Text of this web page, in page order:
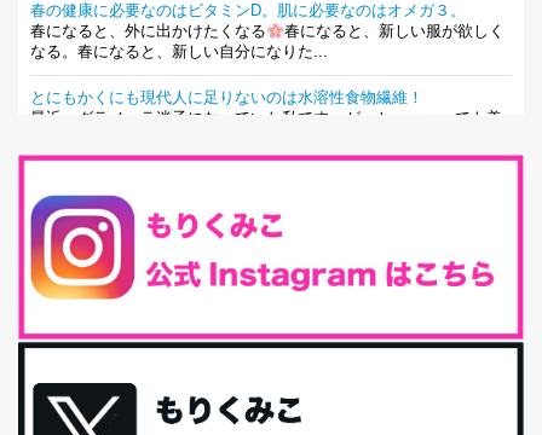
春の健康に必要なのはビタミンD。肌に必要なのはオメガ３。
春になると、外に出かけたくなる
春になると、新しい服が欲しく
なる。春になると、新しい自分になりた...
とにもかくにも現代人に足りないのは水溶性食物繊維！
最近、グラノーラ迷子になっていた私です。が、と〜〜〜っても美
腸内環境を整えることは、健康維持の中でいっちばん大事！だと私
は思っています。 ヒトの免...
iHerb特大セール終了間近！みんな何買う？
最近お風呂上がりの炭酸水をシリカシリカにしているんだけど確か
今回は、最近毎回定期的に購入している「楽天ふるさと納税」の返
礼品トップ５を紹介します。今までいろ...